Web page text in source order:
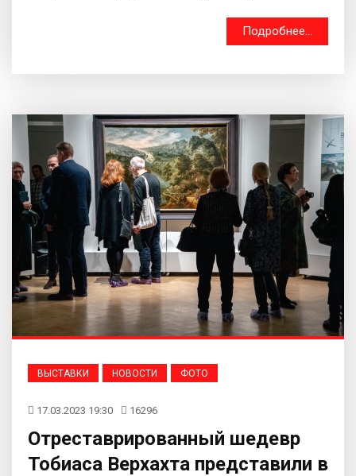
Подробнее...
ВЫСТАВКИ НОВОСТИ ФОТО
17.03.2023 19:30 16296
Отреставрированный шедевр
Тобиаса Верхахта представили в